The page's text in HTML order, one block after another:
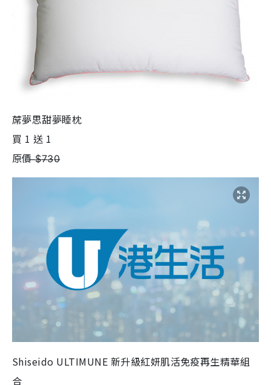
蓆夢思甜夢睡枕
買 1 送 1
原價 ̶$̶7̶3̶0̶
Shiseido ULTIMUNE 新升級紅妍肌活免疫再生精華組
合